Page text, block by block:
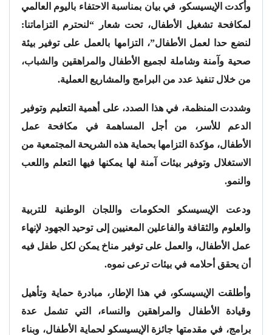
وأكدت الإيسيسكو، في بيان بمناسبة الاحتفاء باليوم العالمي
لمكافحة تشغيل الأطفال، تحت شعار “لنحترم التزاماتنا:
لنضع حدا لعمل الأطفال”، التزامها بالعمل على توفير بيئة
صحية وآمنة وشاملة لجميع الأطفال والمراهقين والشباب،
من خلال تنفيذ عدد من البرامج والمشاريع العملية.
وشددت المنظمة، في هذا الصدد، على أهمية التعليم وتوفير
الدعم للأسر، من أجل المساهمة في مكافحة عمل
الأطفال، مؤكدة التزامها بحماية هذه الشريحة المجتمعية من
الاستغلال وتوفير بيئات آمنة لها يمكنها فيها التعلم واللعب
والنمو.
ودعت الإيسيسكو الحكومات واللجان الوطنية للتربية
والعلوم والثقافة والفاعلين المعنيين إلى توحيد الجهود لإنهاء
عمل الأطفال، والعمل على توفير مناخ يمكن لكل طفل فيه
أن يحقق أحلامه في بيئات ترعى نموه.
وأطلقت الإيسيسكو، في هذا الإطار، مبادرة حماية وتأهيل
وقيادة الأطفال والمراهقين والنساء، التي تشمل عدة
برامج، في مقدمتها جائزة الإيسيسكو لحماية الأطفال، وبناء